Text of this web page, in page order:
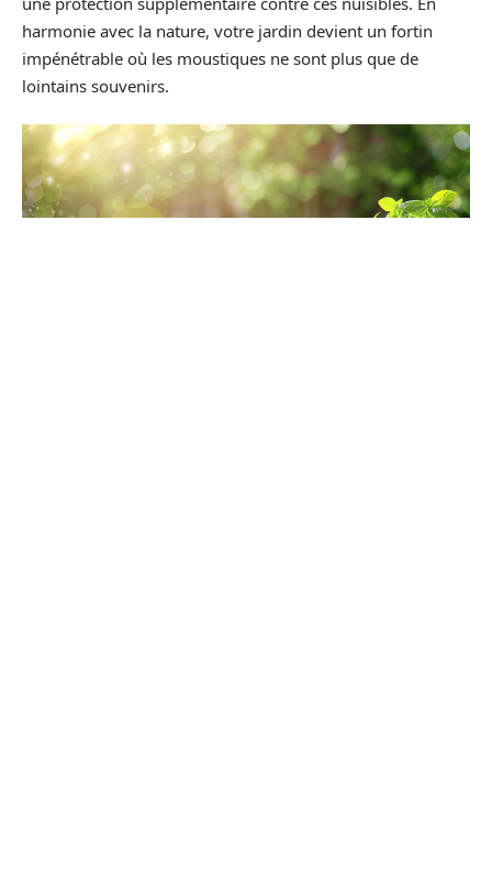
harmonie avec la nature, votre jardin devient un fortin
impénétrable où les moustiques ne sont plus que de
lointains souvenirs.